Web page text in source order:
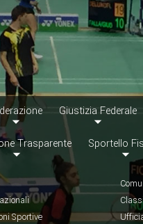
Giustizia Federale
Trasparente Sportello
Sportive